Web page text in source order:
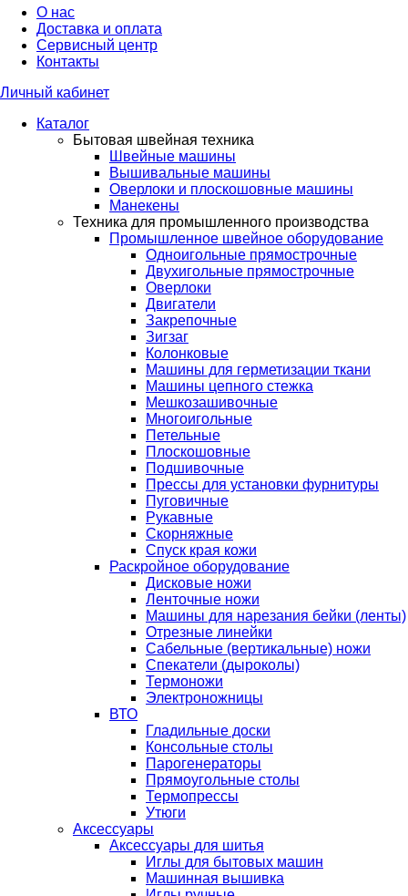
О нас
Доставка и оплата
Сервисный центр
Контакты
Личный кабинет
Каталог
Бытовая швейная техника
Швейные машины
Вышивальные машины
Оверлоки и плоскошовные машины
Манекены
Техника для промышленного производства
Промышленное швейное оборудование
Одноигольные прямострочные
Двухигольные прямострочные
Оверлоки
Двигатели
Закрепочные
Зигзаг
Колонковые
Машины для герметизации ткани
Машины цепного стежка
Мешкозашивочные
Многоигольные
Петельные
Плоскошовные
Подшивочные
Прессы для установки фурнитуры
Пуговичные
Рукавные
Скорняжные
Спуск края кожи
Раскройное оборудование
Дисковые ножи
Ленточные ножи
Машины для нарезания бейки (ленты)
Отрезные линейки
Сабельные (вертикальные) ножи
Спекатели (дыроколы)
Термоножи
Электроножницы
ВТО
Гладильные доски
Консольные столы
Парогенераторы
Прямоугольные столы
Термопрессы
Утюги
Аксессуары
Аксессуары для шитья
Иглы для бытовых машин
Машинная вышивка